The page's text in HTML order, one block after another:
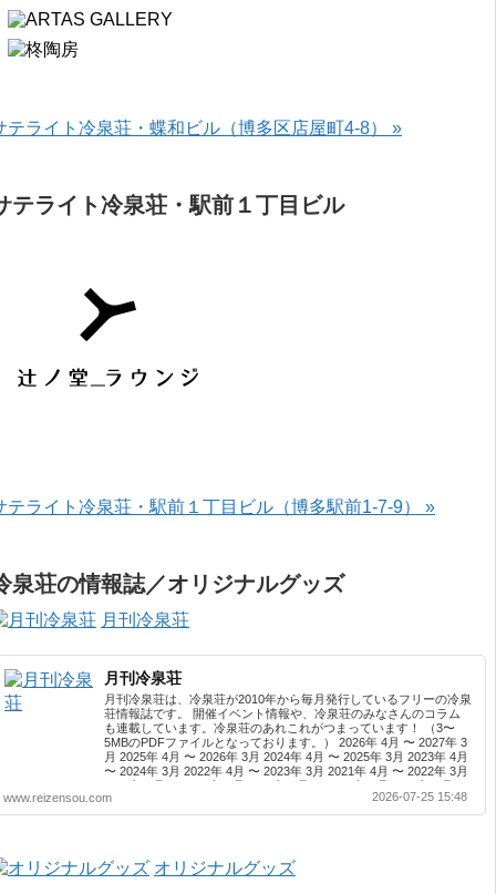
テライト冷泉荘・蝶和ビル（博多区店屋町4-8） »
テライト冷泉荘・駅前１丁目ビル
テライト冷泉荘・駅前１丁目ビル（博多駅前1-7-9） »
泉荘の情報誌／オリジナルグッズ
月刊冷泉荘
月刊冷泉荘
月刊冷泉荘は、冷泉荘が2010年から毎月発行しているフリーの冷泉
荘情報誌です。 開催イベント情報や、冷泉荘のみなさんのコラム
も連載しています。冷泉荘のあれこれがつまっています！ （3〜
5MBのPDFファイルとなっております。） 2026年 4月 〜 2027年 3
月 2025年 4月 〜 2026年 3月 2024年 4月 〜 2025年 3月 2023年 4月
〜 2024年 3月 2022年 4月 〜 2023年 3月 2021年 4月 〜 2022年 3月
2020年 4月 〜 2021年 3月 2019年 4月 〜 2020年 3月 2018年 4月 〜
2019年 3月 2017年 4月 〜 2018年 3月 2016年 4月 〜 2017年 3月
2015年 4月 〜 2016年 3月 2014年 4月 〜 2015年 3月 2013...
www.reizensou.com 2026-07-25 15:48
オリジナルグッズ